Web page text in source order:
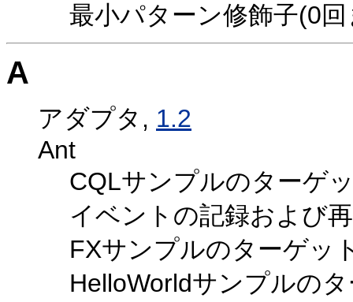
最小パターン修飾子(0
A
アダプタ, 1.2
Ant
CQLサンプルのターゲ
イベントの記録および
FXサンプルのターゲッ
HelloWorldサンプルの